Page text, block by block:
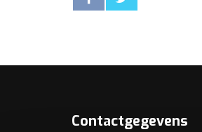
Contactgegevens